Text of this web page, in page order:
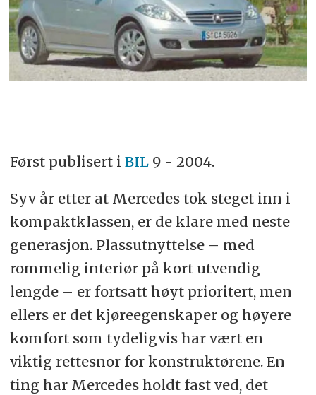
Først publisert i BIL9 - 2004.
Syv år etter at Mercedes tok steget inn i
kompaktklassen, er de klare med neste
generasjon. Plassutnyttelse – med
rommelig interiør på kort utvendig
lengde – er fortsatt høyt prioritert, men
ellers er det kjøreegenskaper og høyere
komfort som tydeligvis har vært en
viktig rettesnor for konstruktørene. En
ting har Mercedes holdt fast ved, det